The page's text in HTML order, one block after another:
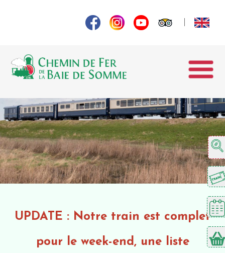
UPDATE : Notre train est complet
pour le week-end, une liste